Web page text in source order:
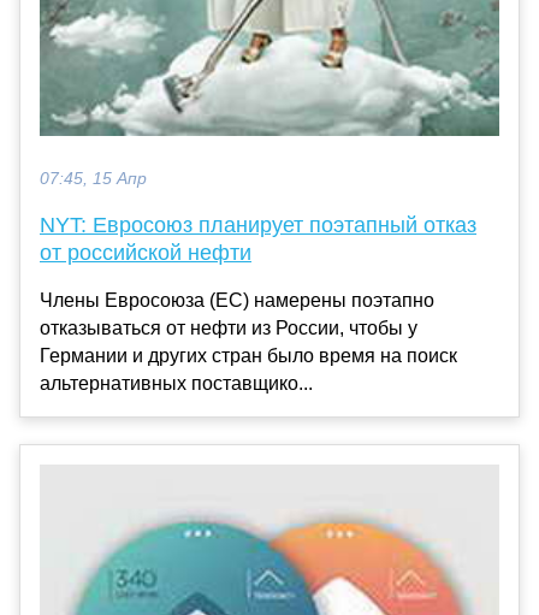
07:45, 15 Апр
NYT: Евросоюз планирует поэтапный отказ
от российской нефти
Члены Евросоюза (ЕС) намерены поэтапно
отказываться от нефти из России, чтобы у
Германии и других стран было время на поиск
альтернативных поставщико...